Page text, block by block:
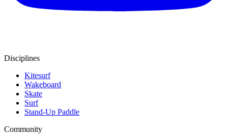
Disciplines
Kitesurf
Wakeboard
Skate
Surf
Stand-Up Paddle
Community